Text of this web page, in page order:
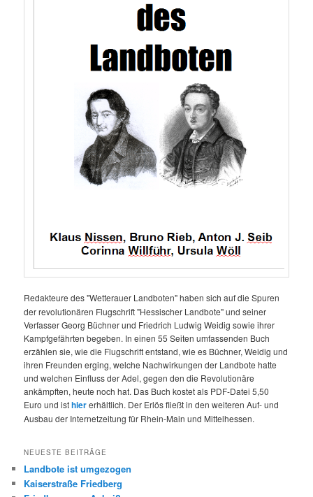
Redakteure des "Wetterauer Landboten" haben sich auf die Spuren
der revolutionären Flugschrift "Hessischer Landbote" und seiner
Verfasser Georg Büchner und Friedrich Ludwig Weidig sowie ihrer
Kampfgefährten begeben. In einen 55 Seiten umfassenden Buch
erzählen sie, wie die Flugschrift entstand, wie es Büchner, Weidig und
ihren Freunden erging, welche Nachwirkungen der Landbote hatte
und welchen Einfluss der Adel, gegen den die Revolutionäre
ankämpften, heute noch hat. Das Buch kostet als PDF-Datei 5,50
Euro und isthiererhältlich. Der Erlös fließt in den weiteren Auf- und
Ausbau der Internetzeitung für Rhein-Main und Mittelhessen.
NEUESTE BEITRÄGE
Landbote ist umgezogen
Kaiserstraße Friedberg